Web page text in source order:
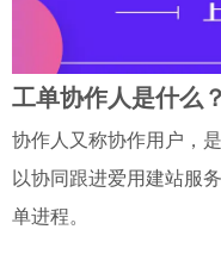
工单协作人是什么？
协作人又称协作用户，
以协同跟进爱用建站服
单进程。